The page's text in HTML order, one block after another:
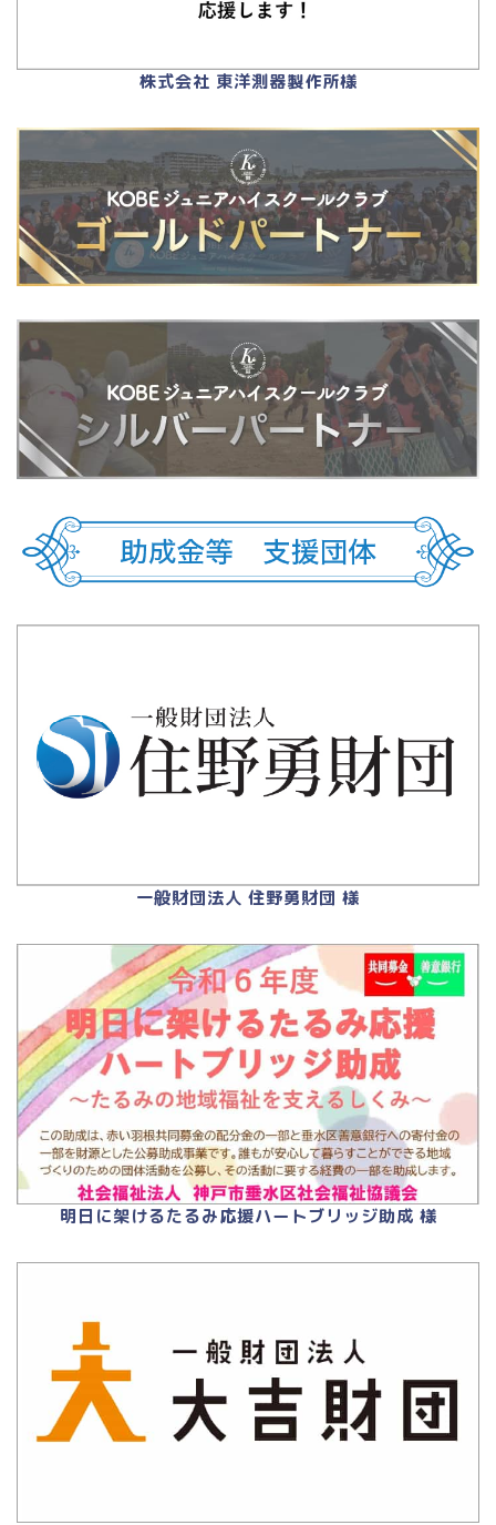
株式会社 東洋測器製作所様
一般財団法人 住野勇財団 様
明日に架けるたるみ応援ハートブリッジ助成 様